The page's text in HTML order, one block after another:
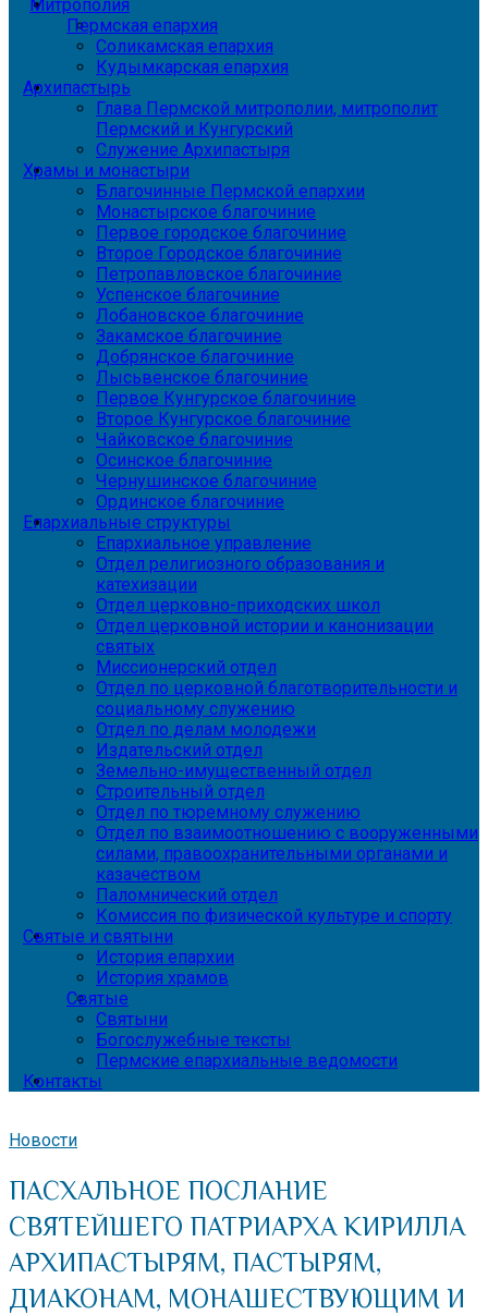
Митрополия
Пермская епархия
Соликамская епархия
Кудымкарская епархия
Архипастырь
Глава Пермской митрополии, митрополит
Пермский и Кунгурский
Служение Архипастыря
Храмы и монастыри
Благочинные Пермской епархии
Монастырское благочиние
Первое городское благочиние
Второе Городское благочиние
Петропавловское благочиние
Успенское благочиние
Лобановское благочиние
Закамское благочиние
Добрянское благочиние
Лысьвенское благочиние
Первое Кунгурское благочиние
Второе Кунгурское благочиние
Чайковское благочиние
Осинское благочиние
Чернушинское благочиние
Ординское благочиние
Епархиальные структуры
Епархиальное управление
Отдел религиозного образования и
катехизации
Отдел церковно-приходских школ
Отдел церковной истории и канонизации
святых
Миссионерский отдел
Отдел по церковной благотворительности и
социальному служению
Отдел по делам молодежи
Издательский отдел
Земельно-имущественный отдел
Строительный отдел
Отдел по тюремному служению
Отдел по взаимоотношению с вооруженными
силами, правоохранительными органами и
казачеством
Паломнический отдел
Комиссия по физической культуре и спорту
Святые и святыни
История епархии
История храмов
Святые
Святыни
Богослужебные тексты
Пермские епархиальные ведомости
Контакты
Новости
ПАСХАЛЬНОЕ ПОСЛАНИЕ
СВЯТЕЙШЕГО ПАТРИАРХА КИРИЛЛА
АРХИПАСТЫРЯМ, ПАСТЫРЯМ,
ДИАКОНАМ, МОНАШЕСТВУЮЩИМ И